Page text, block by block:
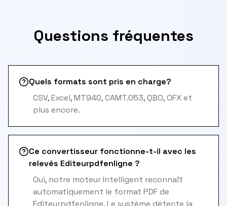
Questions fréquentes
Quels formats sont pris en charge?
CSV, Excel, MT940, CAMT.053, QBO, OFX et
plus encore.
Ce convertisseur fonctionne-t-il avec les
relevés Editeurpdfenligne ?
Oui, notre moteur Intelligent reconnaît
automatiquement le format PDF de
Editeurpdfenligne. Le système détecte la